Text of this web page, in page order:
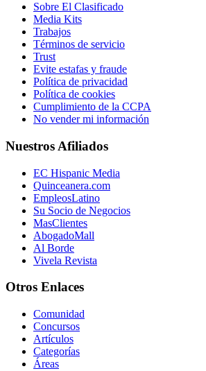
Sobre El Clasificado
Media Kits
Trabajos
Términos de servicio
Trust
Evite estafas y fraude
Política de privacidad
Política de cookies
Cumplimiento de la CCPA
No vender mi información
Nuestros Afiliados
EC Hispanic Media
Quinceanera.com
EmpleosLatino
Su Socio de Negocios
MasClientes
AbogadoMall
Al Borde
Vivela Revista
Otros Enlaces
Comunidad
Concursos
Artículos
Categorías
Áreas